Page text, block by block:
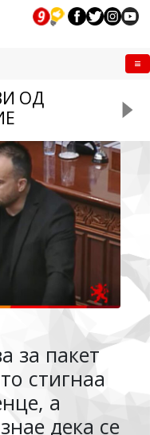
ОД
за пакет
стигнаа
а
дека се